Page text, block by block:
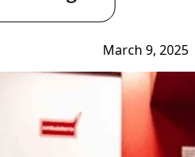
March 9, 2025